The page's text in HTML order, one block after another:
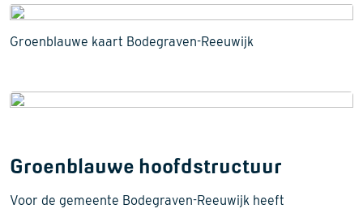
Groenblauwe kaart Bodegraven-Reeuwijk
Groenblauwe hoofdstructuur
Voor de gemeente Bodegraven-Reeuwijk heeft